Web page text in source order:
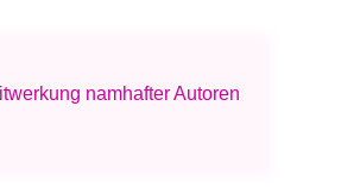
namhafter Autoren